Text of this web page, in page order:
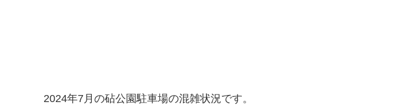
2024年7月の砧公園駐車場の混雑状況です。